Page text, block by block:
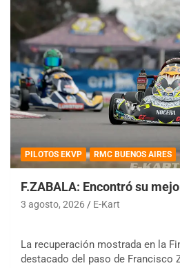
PILOTOS EKVP RMC BUENOS AIRES
F.ZABALA: Encontró su
3 agosto, 2026 E-Kart
La recuperación mostrada en la
destacado del paso de Francisco